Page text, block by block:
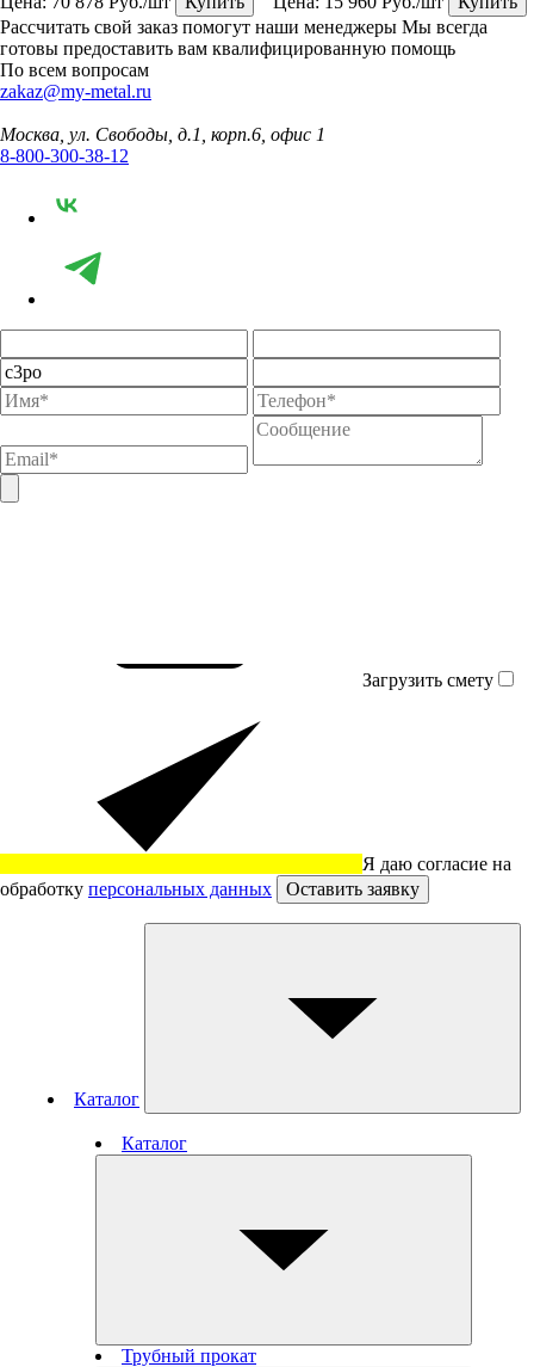
Рассчитать свой заказ помогут наши менеджеры Мы всегда
готовы предоставить вам квалифицированную помощь
По всем вопросам
zakaz@my-metal.ru
Москва, ул. Свободы, д.1, корп.6, офис 1
8-800-300-38-12
Загрузить смету
Я даю согласие на
обработку персональных данных Оставить заявку
Каталог
Каталог
Трубный прокат